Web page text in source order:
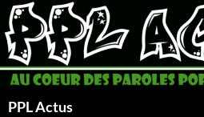
Aller
au
contenu
PPL Actus